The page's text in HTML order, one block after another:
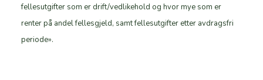
fellesutgifter som er drift/vedlikehold og hvor mye som er
renter på andel fellesgjeld, samt fellesutgifter etter avdragsfri
periode».